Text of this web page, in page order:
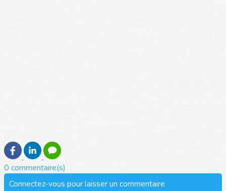
0 commentaire(s)
Connectez-vous pour laisser un commentaire